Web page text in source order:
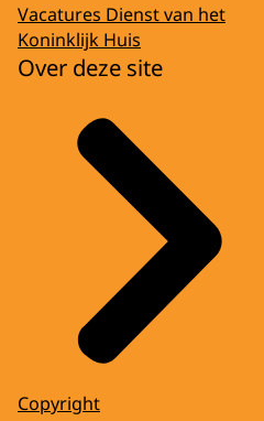
Vacatures Dienst van het
Koninklijk Huis
Over deze site
Copyright